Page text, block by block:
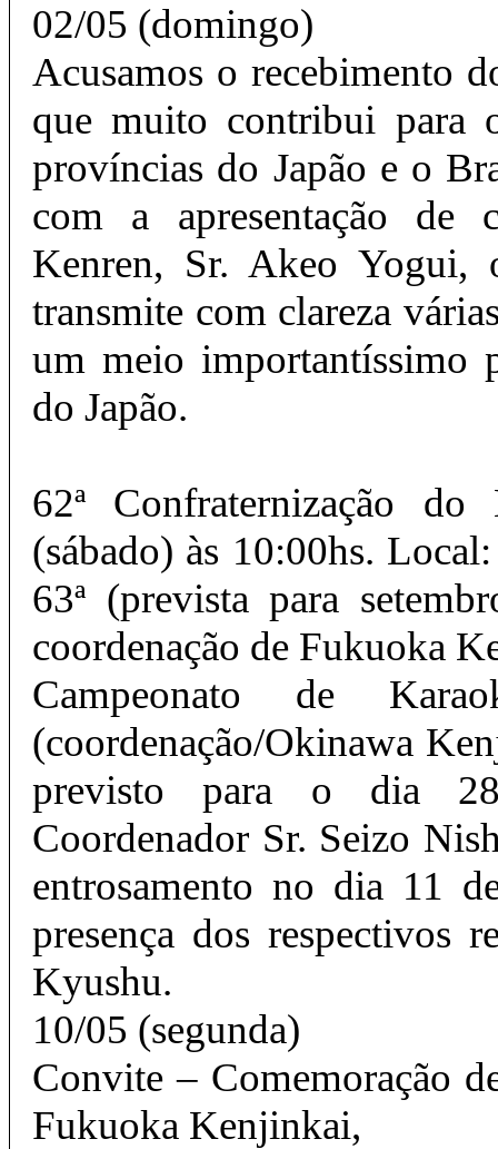
02/05 (domingo)
Acusamos o recebimento
que muito contribui para
províncias do Japão e o
com a apresentação de
Kenren, Sr. Akeo Yogui,
transmite com clareza
um meio importantíssimo
do Japão.
62ª Confraternização
(sábado) às 10:00hs.
63ª (prevista para
coordenação de Fukuoka
Campeonato de
(coordenação/Okinawa
previsto para o dia
Coordenador Sr. Seizo
entrosamento no dia 11
presença dos respectivos
Kyushu.
10/05 (segunda)
Convite – Comemoração
Fukuoka Kenjinkai,